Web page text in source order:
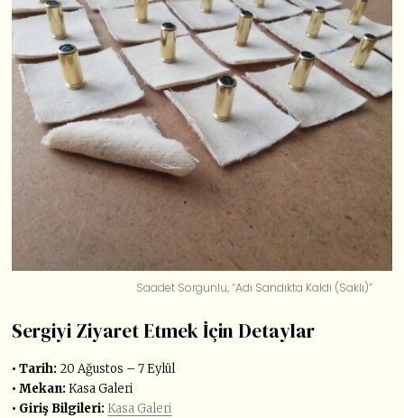
Saadet Sorgunlu, “Adı Sandıkta Kaldı (Saklı)”
Sergiyi Ziyaret Etmek İçin Detaylar
• Tarih: 20 Ağustos – 7 Eylül
• Mekan:Kasa Galeri
• Giriş Bilgileri: Kasa Galeri